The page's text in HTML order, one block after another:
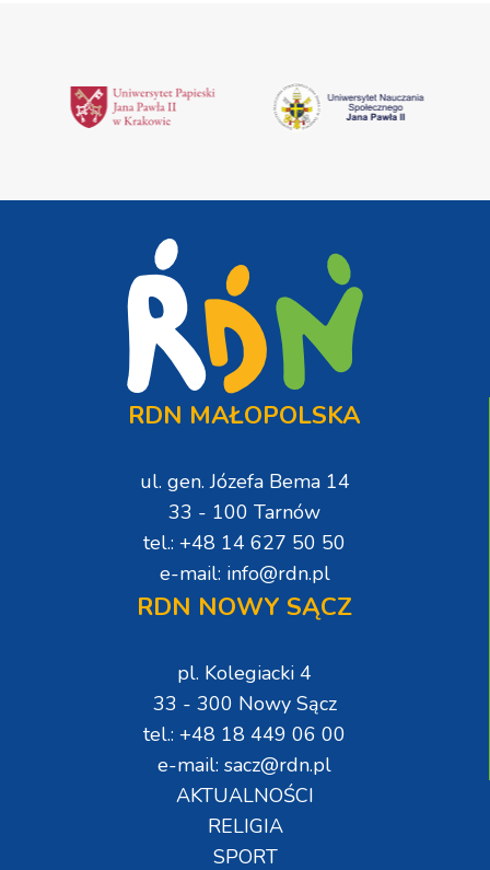
RDN MAŁOPOLSKA
ul. gen. Józefa Bema 14
33 - 100 Tarnów
tel.: +48 14 627 50 50
e-mail: info@rdn.pl
RDN NOWY SĄCZ
pl. Kolegiacki 4
33 - 300 Nowy Sącz
tel.: +48 18 449 06 00
e-mail: sacz@rdn.pl
AKTUALNOŚCI
RELIGIA
SPORT